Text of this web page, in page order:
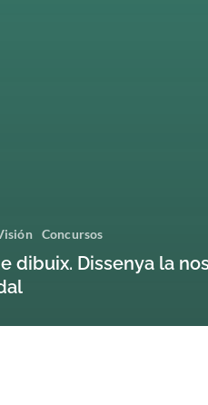
Concursos
dibuix. Dissenya la